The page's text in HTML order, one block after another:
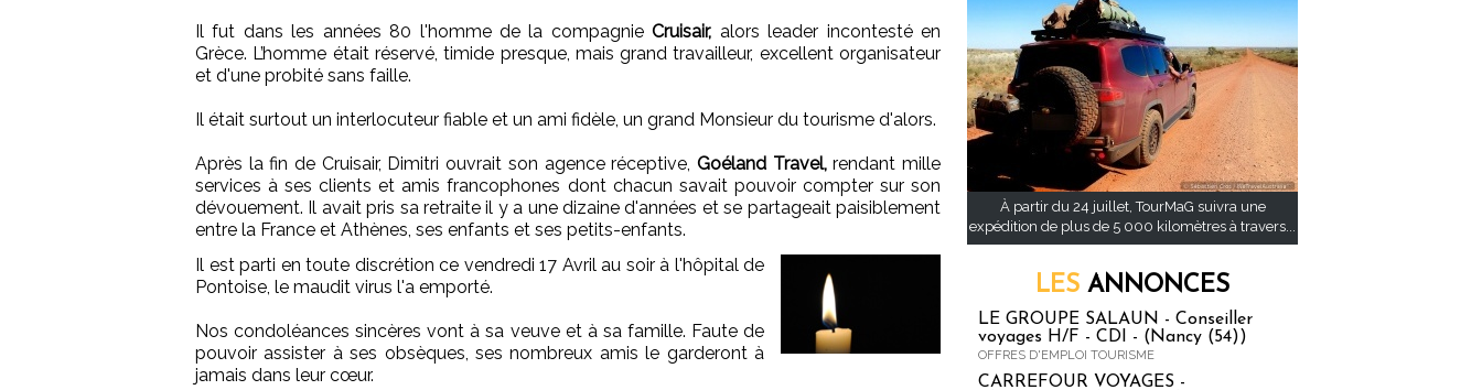
Il fut dans les années 80 l'homme de la compagnieCruisair, alors leader incontesté en
Grèce. L’homme était réservé, timide presque, mais grand travailleur, excellent organisateur
et d'une probité sans faille.
Il était surtout un interlocuteur fiable et un ami fidèle, un grand Monsieur du tourisme d'alors.
Après la fin de Cruisair, Dimitri ouvrait son agence réceptive, Goéland Travel,rendant mille
services à ses clients et amis francophones dont chacun savait pouvoir compter sur son
dévouement. Il avait pris sa retraite il y a une dizaine d'années et se partageait paisiblement
entre la France et Athènes, ses enfants et ses petits-enfants.
Il est parti en toute discrétion ce vendredi 17 Avril au soir à l'hôpital de
Pontoise, le maudit virus l'a emporté.
Nos condoléances sincères vont à sa veuve et à sa famille. Faute de
pouvoir assister à ses obsèques, ses nombreux amis le garderont à
jamais dans leur cœur.
À partir du 24 juillet, TourMaG suivra une
expédition de plus de 5 000 kilomètres à travers...
LES ANNONCES
LE GROUPE SALAUN - Conseiller
voyages H/F - CDI - (Nancy (54))
OFFRES D'EMPLOI TOURISME
CARREFOUR VOYAGES -